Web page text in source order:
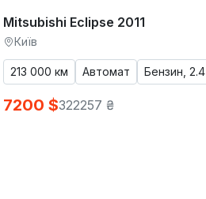
Mitsubishi Eclipse 2011
Київ
213 000 км Автомат Бензин, 2.4
7200 $322257 ₴